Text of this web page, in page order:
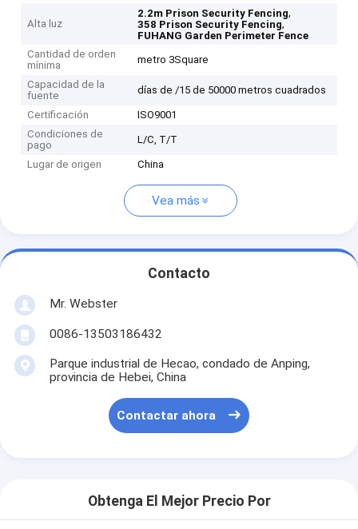
Alta luz
2.2m Prison Security Fencing,
358 Prison Security Fencing,
FUHANG Garden Perimeter Fence
Cantidad de orden
mínima
metro 3Square
Capacidad de la
fuente
días de /15 de 50000 metros cuadrados
Certificación
ISO9001
Condiciones de
pago
L/C, T/T
Lugar de origen China
Vea más
Contacto
Mr. Webster
0086-13503186432
Parque industrial de Hecao, condado de Anping,
provincia de Hebei, China
Contactar ahora
Obtenga El Mejor Precio Por